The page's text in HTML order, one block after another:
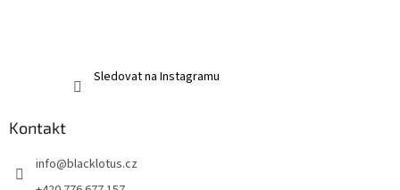
Sledovat na Instagramu
Kontakt
info@blacklotus.cz